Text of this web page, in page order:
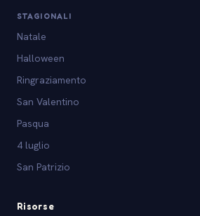
STAGIONALI
Natale
Halloween
Ringraziamento
San Valentino
Pasqua
4 luglio
San Patrizio
Risorse